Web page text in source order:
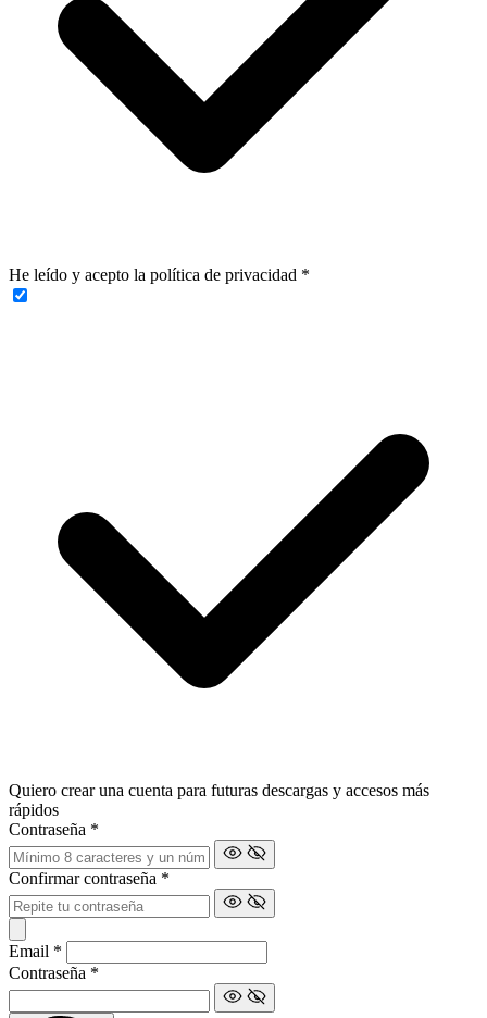
He leído y acepto la política de privacidad *
Quiero crear una cuenta para futuras descargas y accesos más
rápidos
Contraseña *
Confirmar contraseña *
Email *
Contraseña *